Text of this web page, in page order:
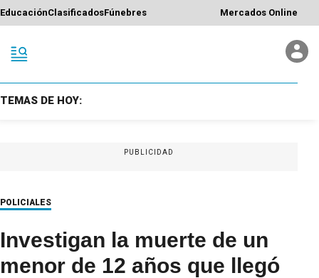
EducaciónClasificadosFúnebres Mercados Online
TEMAS DE HOY:
PUBLICIDAD
POLICIALES
Investigan la muerte de un
menor de 12 años que llegó